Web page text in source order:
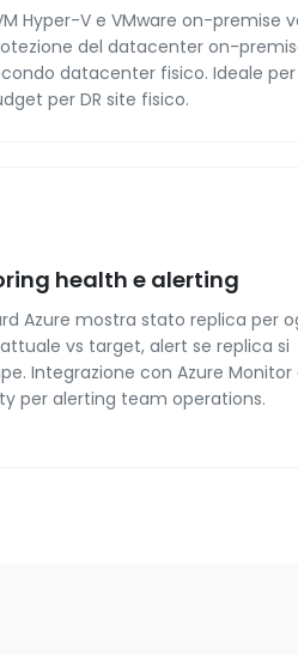
Hyper-V e VMware on-premise
del datacenter on-
datacenter fisico. Ideale per
per DR site fisico.
health e alerting
Azure mostra stato replica per
attuale vs target, alert se replica si
Integrazione con Azure Monitor
per alerting team operations.